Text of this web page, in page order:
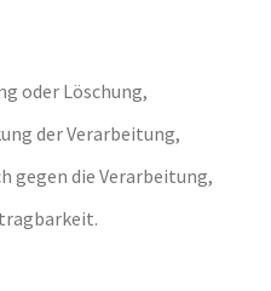
oder Löschung,
der Verarbeitung,
gegen die Verarbeitung,